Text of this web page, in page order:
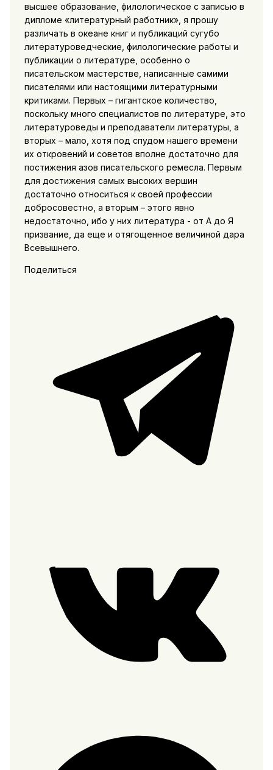
высшее образование, филологическое с записью в
дипломе «литературный работник», я прошу
различать в океане книг и публикаций сугубо
литературоведческие, филологические работы и
публикации о литературе, особенно о
писательском мастерстве, написанные самими
писателями или настоящими литературными
критиками. Первых – гигантское количество,
поскольку много специалистов по литературе, это
литературоведы и преподаватели литературы, а
вторых – мало, хотя под спудом нашего времени
их откровений и советов вполне достаточно для
постижения азов писательского ремесла. Первым
для достижения самых высоких вершин
достаточно относиться к своей профессии
добросовестно, а вторым – этого явно
недостаточно, ибо у них литература - от А до Я
призвание, да еще и отягощенное величиной дара
Всевышнего.
Поделиться